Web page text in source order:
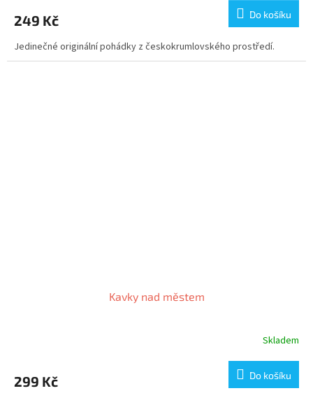
249 Kč Do košíku
Jedinečné originální pohádky z českokrumlovského prostředí.
Kavky nad městem
Skladem
299 Kč Do košíku